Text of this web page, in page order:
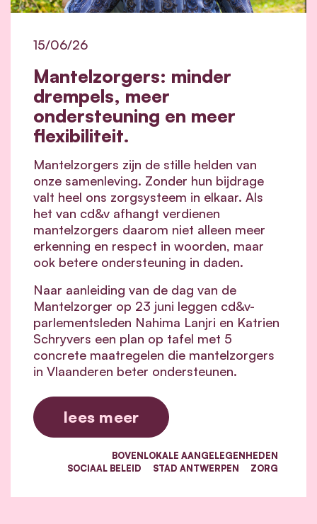
Mantelzorgers: minder
drempels, meer
ondersteuning en meer
flexibiliteit.
15/06/26
Mantelzorgers zijn de stille helden van
onze samenleving. Zonder hun bijdrage
valt heel ons zorgsysteem in elkaar. Als
het van cd&v afhangt verdienen
mantelzorgers daarom niet alleen meer
erkenning en respect in woorden, maar
ook betere ondersteuning in daden.
Naar aanleiding van de dag van de
Mantelzorger op 23 juni leggen cd&v-
parlementsleden Nahima Lanjri en Katrien
Schryvers een plan op tafel met 5
concrete maatregelen die mantelzorgers
in Vlaanderen beter ondersteunen.
lees meer
BOVENLOKALE AANGELEGENHEDEN
SOCIAAL BELEID
STAD ANTWERPEN ZORG